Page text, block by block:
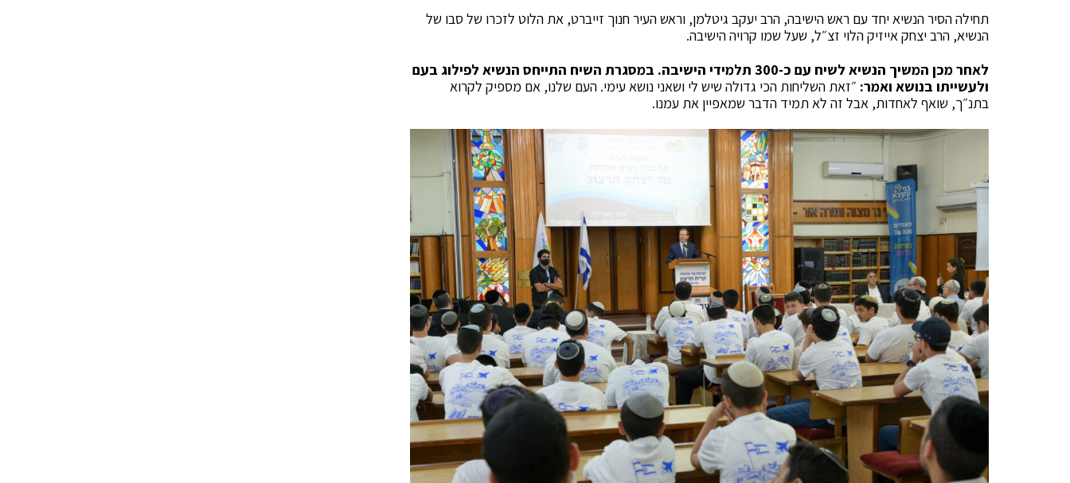
תחילה הסיר הנשיא יחד עם ראש הישיבה, הרב יעקב גיטלמן, וראש העיר חנוך זייברט, את הלוט לזכרו של סבו של
הנשיא, הרב יצחק אייזיק הלוי זצ״ל, שעל שמו קרויה הישיבה.
לאחר מכן המשיך הנשיא לשיח עם כ-300 תלמידי הישיבה. במסגרת השיח התייחס הנשיא לפילוג בעם
ולעשייתו בנושא ואמר: ״זאת השליחות הכי גדולה שיש לי ושאני נושא עימי. העם שלנו, אם מספיק לקרוא
בתנ״ך, שואף לאחדות, אבל זה לא תמיד הדבר שמאפיין את עמנו.